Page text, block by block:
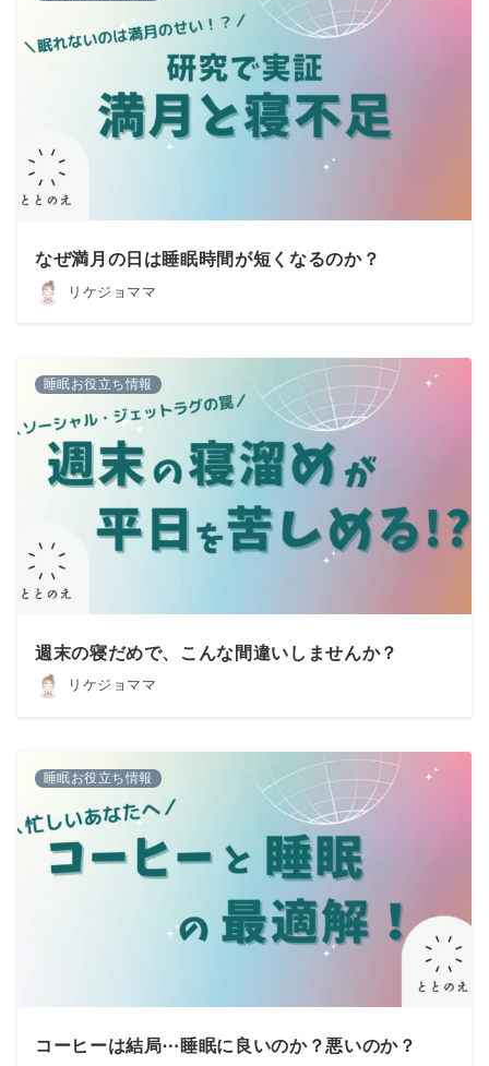
なぜ満月の日は睡眠時間が短くなるのか？
リケジョママ
睡眠お役立ち情報
週末の寝だめで、こんな間違いしませんか？
リケジョママ
睡眠お役立ち情報
コーヒーは結局⋯睡眠に良いのか？悪いのか？